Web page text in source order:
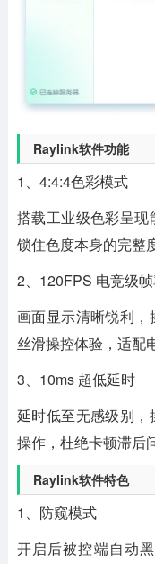
Raylink软件功能
1、4:4:4色彩模式
搭载工业级色彩呈
锁住色度本身的完整
2、120FPS 电竞级
画面显示清晰锐利
丝滑操控体验，适配
3、10ms 超低延时
延时低至无感级别
操作，杜绝卡顿滞后
Raylink软件特色
1、防窥模式
开启后被控端自动